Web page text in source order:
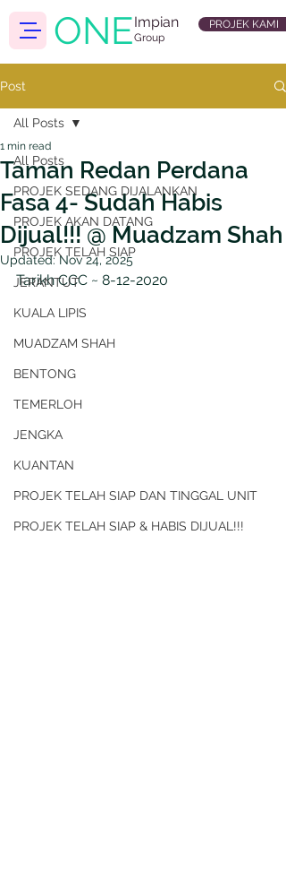
ONEImpian
Group
PROJEK KAMI
Post
All Posts
PROJEK SEDANG DIJALANKAN
PROJEK AKAN DATANG
PROJEK TELAH SIAP
JERANTUT
KUALA LIPIS
MUADZAM SHAH
BENTONG
TEMERLOH
JENGKA
KUANTAN
PROJEK TELAH SIAP DAN TINGGAL UNIT
PROJEK TELAH SIAP & HABIS DIJUAL!!!
All Posts
Taman Redan Perdana
Fasa 4- Sudah Habis
Dijual!!! @ Muadzam Shah
1 min read
Updated:Nov 24, 2025
Tarikh CCC ~ 8-12-2020